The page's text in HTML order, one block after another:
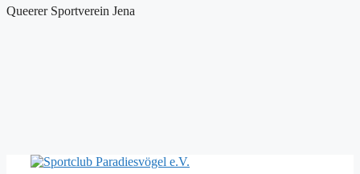
Queerer Sportverein Jena